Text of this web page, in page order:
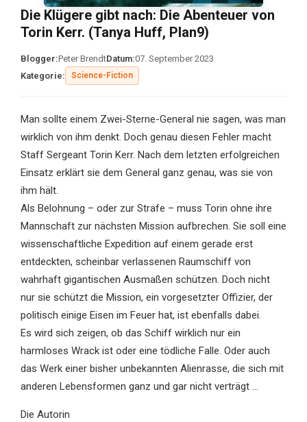
Die Klügere gibt nach: Die Abenteuer von
Torin Kerr. (Tanya Huff, Plan9)
Blogger:Peter BrendtDatum:07. September 2023
Kategorie:
Science-Fiction
Man sollte einem Zwei-Sterne-General nie sagen, was man
wirklich von ihm denkt. Doch genau diesen Fehler macht
Staff Sergeant Torin Kerr. Nach dem letzten erfolgreichen
Einsatz erklärt sie dem General ganz genau, was sie von
ihm hält.
Als Belohnung – oder zur Strafe – muss Torin ohne ihre
Mannschaft zur nächsten Mission aufbrechen. Sie soll eine
wissenschaftliche Expedition auf einem gerade erst
entdeckten, scheinbar verlassenen Raumschiff von
wahrhaft gigantischen Ausmaßen schützen. Doch nicht
nur sie schützt die Mission, ein vorgesetzter Offizier, der
politisch einige Eisen im Feuer hat, ist ebenfalls dabei.
Es wird sich zeigen, ob das Schiff wirklich nur ein
harmloses Wrack ist oder eine tödliche Falle. Oder auch
das Werk einer bisher unbekannten Alienrasse, die sich mit
anderen Lebensformen ganz und gar nicht verträgt …
Die Autorin